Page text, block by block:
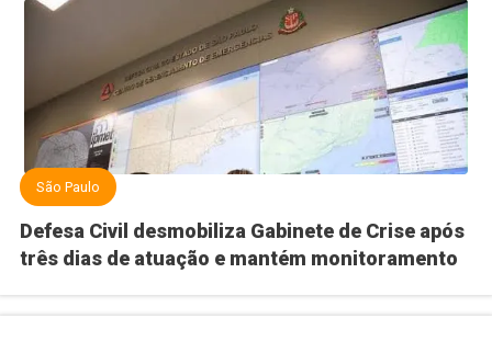
São Paulo
Defesa Civil desmobiliza Gabinete de Crise após
três dias de atuação e mantém monitoramento